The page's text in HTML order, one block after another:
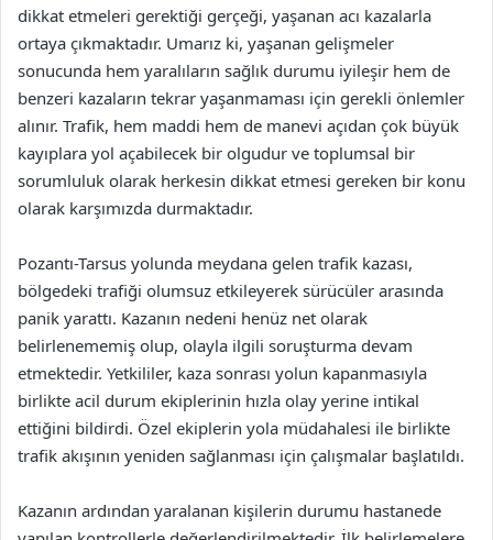
dikkat etmeleri gerektiği gerçeği, yaşanan acı kazalarla
ortaya çıkmaktadır. Umarız ki, yaşanan gelişmeler
sonucunda hem yaralıların sağlık durumu iyileşir hem de
benzeri kazaların tekrar yaşanmaması için gerekli önlemler
alınır. Trafik, hem maddi hem de manevi açıdan çok büyük
kayıplara yol açabilecek bir olgudur ve toplumsal bir
sorumluluk olarak herkesin dikkat etmesi gereken bir konu
olarak karşımızda durmaktadır.
Pozantı-Tarsus yolunda meydana gelen trafik kazası,
bölgedeki trafiği olumsuz etkileyerek sürücüler arasında
panik yarattı. Kazanın nedeni henüz net olarak
belirlenememiş olup, olayla ilgili soruşturma devam
etmektedir. Yetkililer, kaza sonrası yolun kapanmasıyla
birlikte acil durum ekiplerinin hızla olay yerine intikal
ettiğini bildirdi. Özel ekiplerin yola müdahalesi ile birlikte
trafik akışının yeniden sağlanması için çalışmalar başlatıldı.
Kazanın ardından yaralanan kişilerin durumu hastanede